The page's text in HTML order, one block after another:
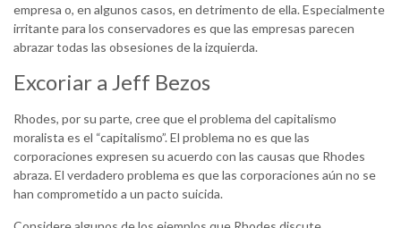
empresa o, en algunos casos, en detrimento de ella. Especialmente
irritante para los conservadores es que las empresas parecen
abrazar todas las obsesiones de la izquierda.
Excoriar a Jeff Bezos
Rhodes, por su parte, cree que el problema del capitalismo
moralista es el “capitalismo”. El problema no es que las
corporaciones expresen su acuerdo con las causas que Rhodes
abraza. El verdadero problema es que las corporaciones aún no se
han comprometido a un pacto suicida.